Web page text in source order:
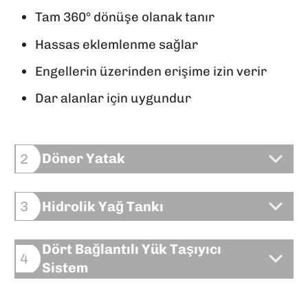
Tam 360° dönüşe olanak tanır
Hassas eklemlenme sağlar
Engellerin üzerinden erişime izin verir
Dar alanlar için uygundur
2 Döner Yatak
3 Hidrolik Yağ Tankı
4
Dört Bağlantılı Yük Taşıyıcı
Sistem